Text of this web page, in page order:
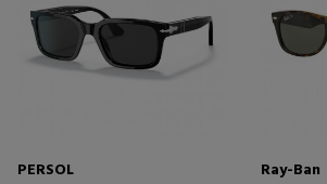
PERSOL
Ray-Ban